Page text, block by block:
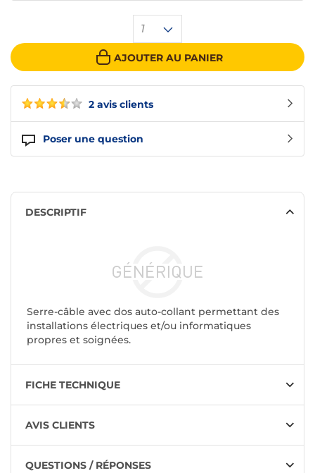
2 avis clients
Poser une question
1
AJOUTER AU PANIER
DESCRIPTIF
Serre-câble avec dos auto-collant permettant des
installations électriques et/ou informatiques
propres et soignées.
FICHE TECHNIQUE
AVIS CLIENTS
QUESTIONS / RÉPONSES